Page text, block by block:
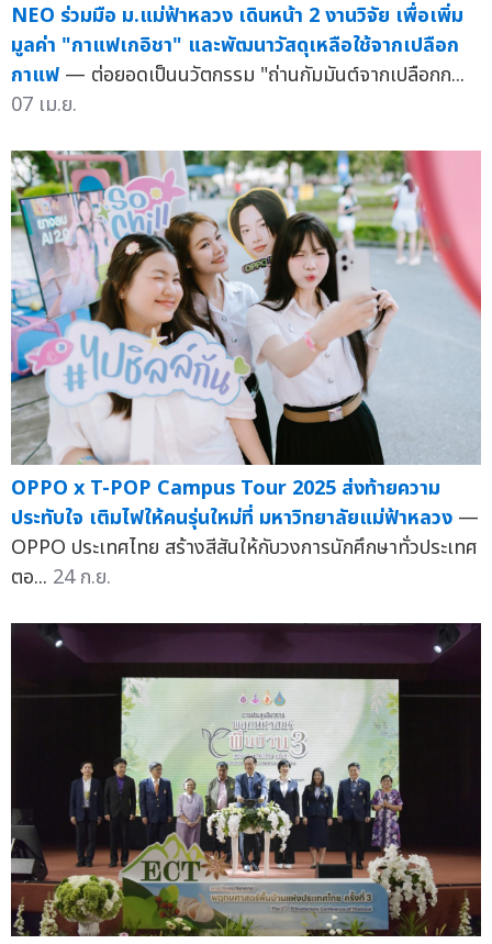
NEO ร่วมมือ ม.แม่ฟ้าหลวง เดินหน้า 2 งานวิจัย เพื่อเพิ่ม
มูลค่า "กาแฟเกอิชา" และพัฒนาวัสดุเหลือใช้จากเปลือก
กาแฟ — ต่อยอดเป็นนวัตกรรม "ถ่านกัมมันต์จากเปลือกก...
07 เม.ย.
OPPO x T-POP Campus Tour 2025 ส่งท้ายความ
ประทับใจ เติมไฟให้คนรุ่นใหม่ที่ มหาวิทยาลัยแม่ฟ้าหลวง —
OPPO ประเทศไทย สร้างสีสันให้กับวงการนักศึกษาทั่วประเทศ
ตอ... 24 ก.ย.